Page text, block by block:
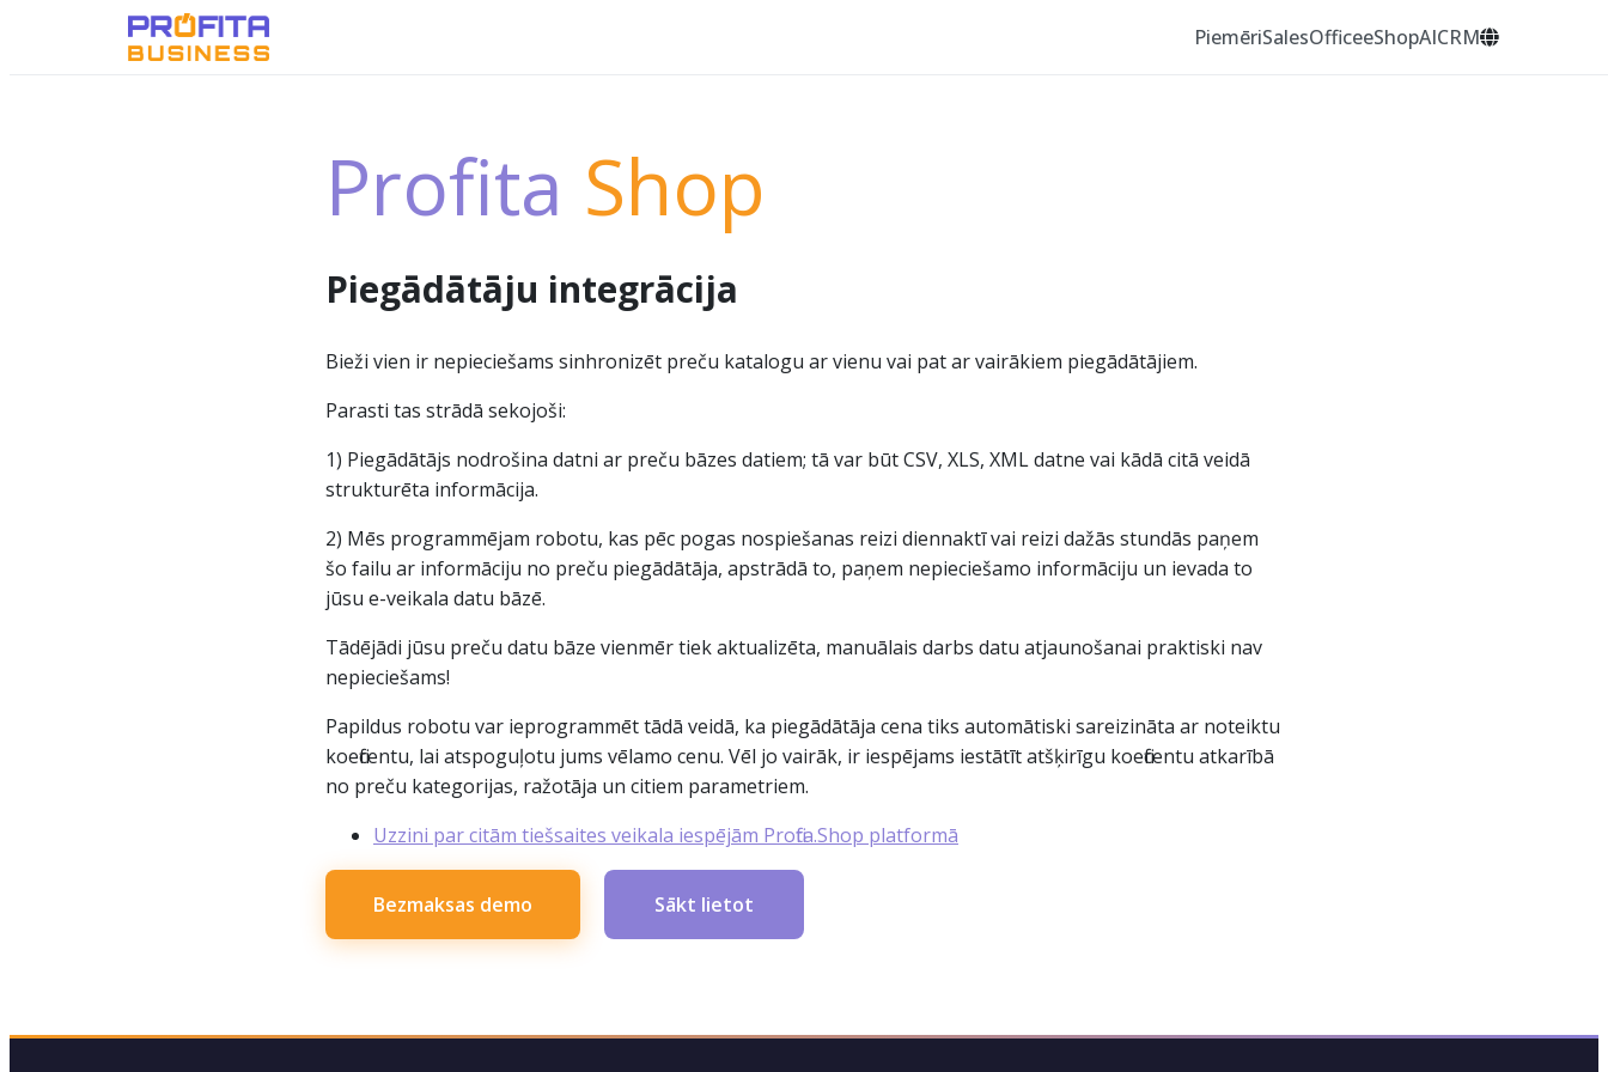
PiemēriSalesOfficeeShopAICRM
Profita Shop
Piegādātāju integrācija
Bieži vien ir nepieciešams sinhronizēt preču katalogu ar vienu vai pat ar vairākiem piegādātājiem.
Parasti tas strādā sekojoši:
1) Piegādātājs nodrošina datni ar preču bāzes datiem; tā var būt CSV, XLS, XML datne vai kādā citā veidā
strukturēta informācija.
2) Mēs programmējam robotu, kas pēc pogas nospiešanas reizi diennaktī vai reizi dažās stundās paņem
šo failu ar informāciju no preču piegādātāja, apstrādā to, paņem nepieciešamo informāciju un ievada to
jūsu e-veikala datu bāzē.
Tādējādi jūsu preču datu bāze vienmēr tiek aktualizēta, manuālais darbs datu atjaunošanai praktiski nav
nepieciešams!
Papildus robotu var ieprogrammēt tādā veidā, ka piegādātāja cena tiks automātiski sareizināta ar noteiktu
koeficentu, lai atspoguļotu jums vēlamo cenu. Vēl jo vairāk, ir iespējams iestātīt atšķirīgu koeficentu atkarībā
no preču kategorijas, ražotāja un citiem parametriem.
Uzzini par citām tiešsaites veikala iespējām Profita.Shop platformā
Bezmaksas demo Sākt lietot